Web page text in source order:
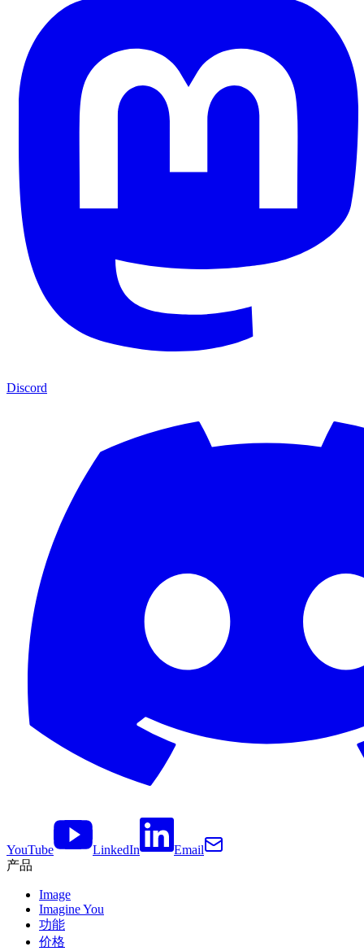
Discord
YouTube LinkedIn
Email
产品
Image
Imagine You
功能
价格